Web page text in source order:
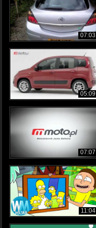
07:03
05:09
07:07
11:04